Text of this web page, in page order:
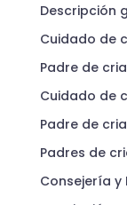
Descripción
Cuidado de
Padre de
Cuidado de
Padre de
Padres de
Consejería y